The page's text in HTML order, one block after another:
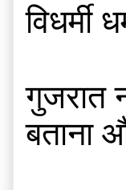
गुजरात
बताना